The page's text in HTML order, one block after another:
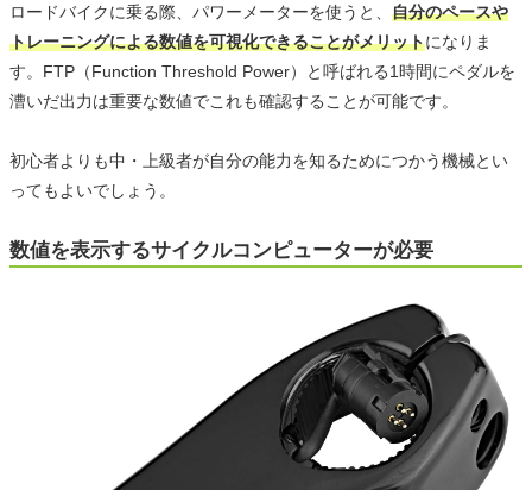
ロードバイクに乗る際、パワーメーターを使うと、 自分のペースや
トレーニングによる数値を可視化できることがメリットになりま
す。FTP（Function Threshold Power）と呼ばれる1時間にペダルを
漕いだ出力は重要な数値でこれも確認することが可能です。
初心者よりも中・上級者が自分の能力を知るためにつかう機械とい
ってもよいでしょう。
数値を表示するサイクルコンピューターが必要